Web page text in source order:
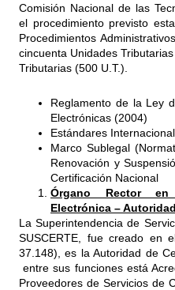
Comisión Nacional de las
el procedimiento previsto
Procedimientos
cincuenta Unidades
Tributarias (500 U.T.).
Reglamento de la Ley
Electrónicas (2004)
Estándares
Marco Sublegal
Renovación y
Certificación Nacional
Órgano Rector
Electrónica –
La Superintendencia de
SUSCERTE, fue creado en
37.148), es la Autoridad de
entre sus funciones está
Proveedores de Servicios de